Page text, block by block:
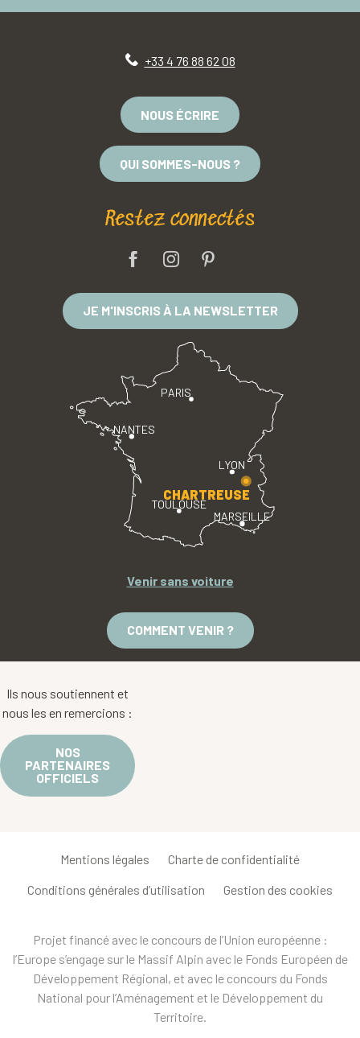
+33 4 76 88 62 08
NOUS ÉCRIRE
QUI SOMMES-NOUS ?
Restez connectés
JE M'INSCRIS À LA NEWSLETTER
PARIS
LYON
TOULOUSE
MARSEILLE
NANTES
CHARTREUSE
Venir sans voiture
COMMENT VENIR ?
Ils nous soutiennent et
nous les en remercions :
NOS
PARTENAIRES
OFFICIELS
Mentions légales Charte de confidentialité
Conditions générales d’utilisation Gestion des cookies
Projet financé avec le concours de l’Union européenne :
l’Europe s’engage sur le Massif Alpin avec le Fonds Européen de
Développement Régional, et avec le concours du Fonds
National pour l’Aménagement et le Développement du
Territoire.